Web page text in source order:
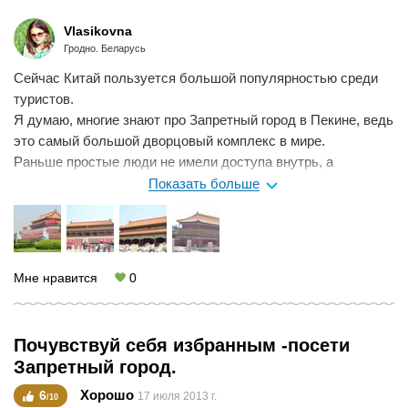
- Не высокая цена входа
- Отличная архитектура
Минусы:
- Мало информации на Английском
Vlasikovna
Гродно. Беларусь
Сейчас Китай пользуется большой популярностью среди
туристов.
Я думаю, многие знают про Запретный город в Пекине, ведь
это самый большой дворцовый комплекс в мире.
Раньше простые люди не имели доступа внутрь, а
любопытство каралось смертью. В закрытом дворце жила
семья правящего императора и их многочисленная
прислуга.
Но сейчас любой желающий за 60 юаней может посетить
Мы заранее заказали экскурсию, но можно добраться и
самому на метро. Дворцовый комплекс находится
приобрести аудиогид за 40 юаней.
На территории Запретного города находится множество
строений: павильоны, беседки, галереи, а так же озера,
Показать больше
Мне нравится 0
Почувствуй себя избранным -посети
Запретный город.
6/10 Хорошо 17 июля 2013 г.